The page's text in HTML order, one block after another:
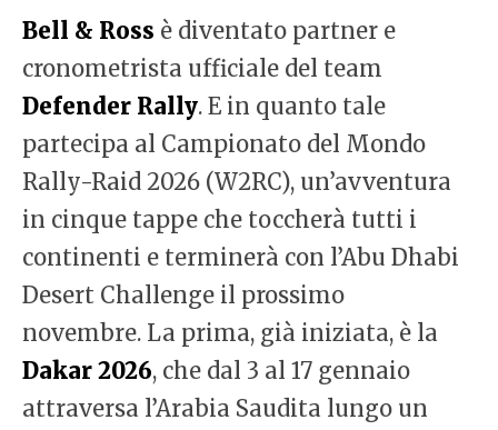
Bell & Ross è diventato partner e
cronometrista ufficiale del team
Defender Rally. E in quanto tale
partecipa al Campionato del Mondo
Rally-Raid 2026 (W2RC), un’avventura
in cinque tappe che toccherà tutti i
continenti e terminerà con l’Abu Dhabi
Desert Challenge il prossimo
novembre. La prima, già iniziata, è la
Dakar 2026, che dal 3 al 17 gennaio
attraversa l’Arabia Saudita lungo un